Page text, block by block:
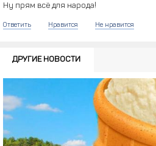
Ну прям всё для народа!
Ответить Нравится Не нравится
ДРУГИЕ НОВОСТИ